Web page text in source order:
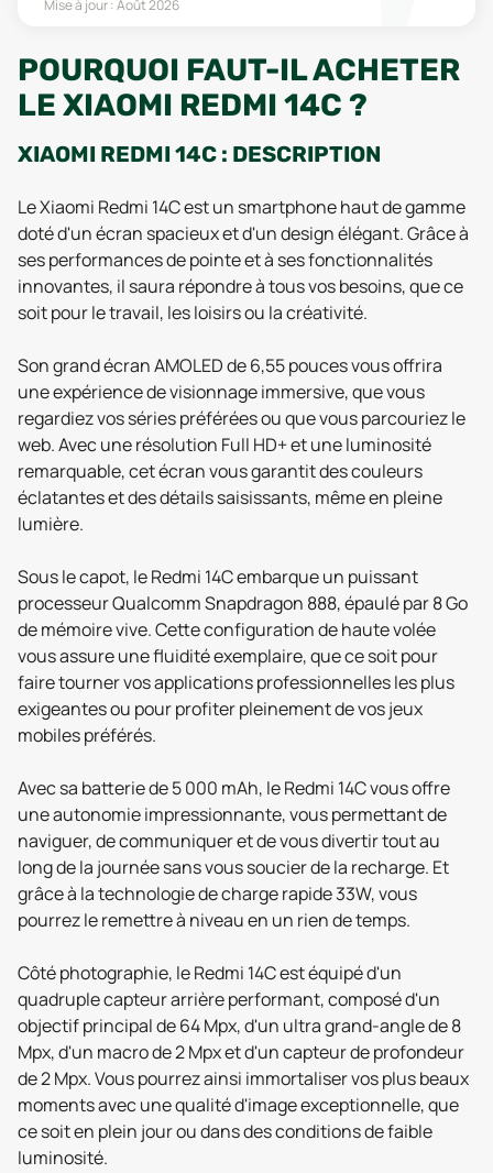
Mise à jour :Août 2026
POURQUOI FAUT-IL ACHETER
LE XIAOMI REDMI 14C ?
XIAOMI REDMI 14C : DESCRIPTION
Le Xiaomi Redmi 14C est un smartphone haut de gamme
doté d'un écran spacieux et d'un design élégant. Grâce à
ses performances de pointe et à ses fonctionnalités
innovantes, il saura répondre à tous vos besoins, que ce
soit pour le travail, les loisirs ou la créativité.
Son grand écran AMOLED de 6,55 pouces vous offrira
une expérience de visionnage immersive, que vous
regardiez vos séries préférées ou que vous parcouriez le
web. Avec une résolution Full HD+ et une luminosité
remarquable, cet écran vous garantit des couleurs
éclatantes et des détails saisissants, même en pleine
lumière.
Sous le capot, le Redmi 14C embarque un puissant
processeur Qualcomm Snapdragon 888, épaulé par 8 Go
de mémoire vive. Cette configuration de haute volée
vous assure une fluidité exemplaire, que ce soit pour
faire tourner vos applications professionnelles les plus
exigeantes ou pour profiter pleinement de vos jeux
mobiles préférés.
Avec sa batterie de 5 000 mAh, le Redmi 14C vous offre
une autonomie impressionnante, vous permettant de
naviguer, de communiquer et de vous divertir tout au
long de la journée sans vous soucier de la recharge. Et
grâce à la technologie de charge rapide 33W, vous
pourrez le remettre à niveau en un rien de temps.
Côté photographie, le Redmi 14C est équipé d'un
quadruple capteur arrière performant, composé d'un
objectif principal de 64 Mpx, d'un ultra grand-angle de 8
Mpx, d'un macro de 2 Mpx et d'un capteur de profondeur
de 2 Mpx. Vous pourrez ainsi immortaliser vos plus beaux
moments avec une qualité d'image exceptionnelle, que
ce soit en plein jour ou dans des conditions de faible
luminosité.